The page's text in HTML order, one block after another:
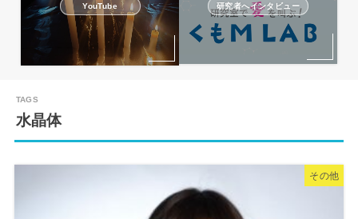
YouTube 研究者へインタビュー
水晶体
その他